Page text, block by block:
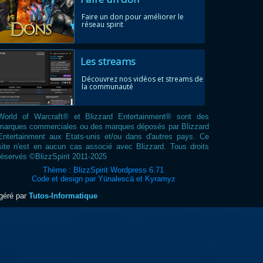
Faire un don pour améliorer le
réseau spirit
Les streams
Découvrez nos vidéos et streams de
la communauté
of Warcraft® et Blizzard Entertainment® sont des
commerciales ou des marques déposés par Blizzard
aux Etats-unis et/ou dans d'autres pays. Ce
n'est en aucun cas associé avec Blizzard. Tous droits
©BlizzSpirit 2011-2025
Thème : BlizzSpirit Wordpress 6.71
Code et design par Yünalescä et Kyramyz
par Tutos-Informatique